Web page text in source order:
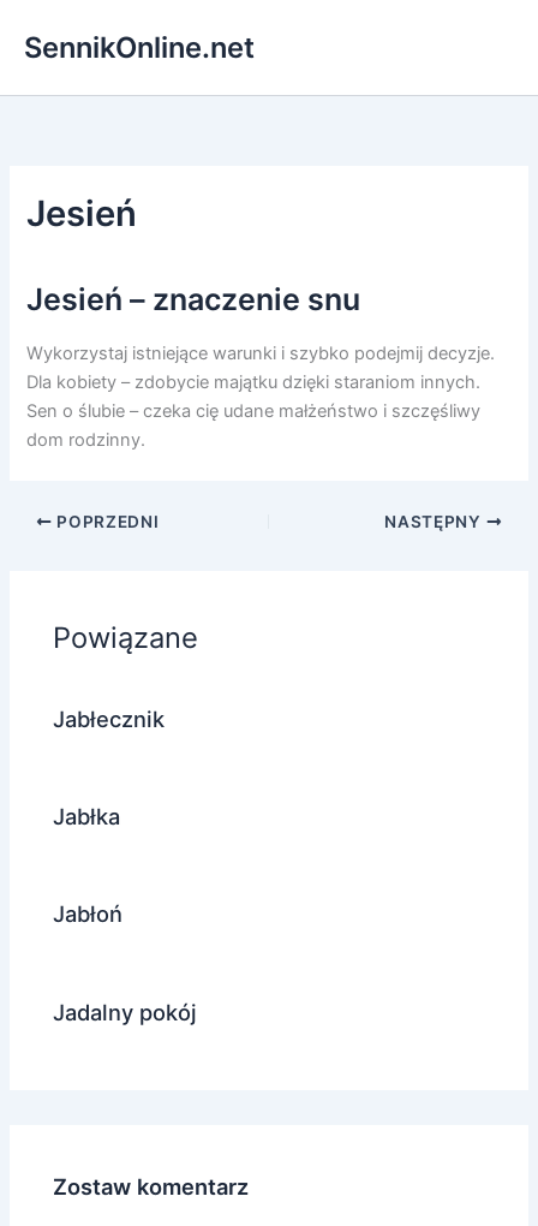
SennikOnline.net
Jesień
Jesień – znaczenie snu
Wykorzystaj istniejące warunki i szybko podejmij decyzje.
Dla kobiety – zdobycie majątku dzięki staraniom innych.
Sen o ślubie – czeka cię udane małżeństwo i szczęśliwy
dom rodzinny.
POPRZEDNI NASTĘPNY
Powiązane
Jabłecznik
Jabłka
Jabłoń
Jadalny pokój
Zostaw komentarz